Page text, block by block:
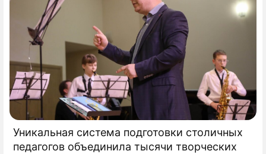
Уникальная система подготовки столичных
педагогов объединила тысячи творческих